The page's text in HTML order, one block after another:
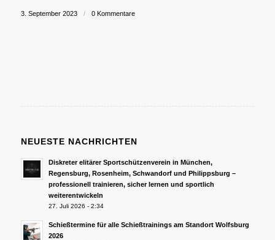
3. September 2023 / 0 Kommentare
NEUESTE NACHRICHTEN
Diskreter elitärer Sportschützenverein in München,
Regensburg, Rosenheim, Schwandorf und Philippsburg –
professionell trainieren, sicher lernen und sportlich
weiterentwickeln
27. Juli 2026 - 2:34
Schießtermine für alle Schießtrainings am Standort Wolfsburg
2026